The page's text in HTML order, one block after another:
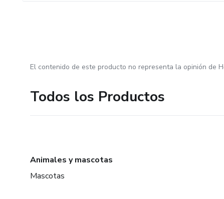
El contenido de este producto no representa la opinión de
Todos los Productos
Animales y mascotas
Mascotas